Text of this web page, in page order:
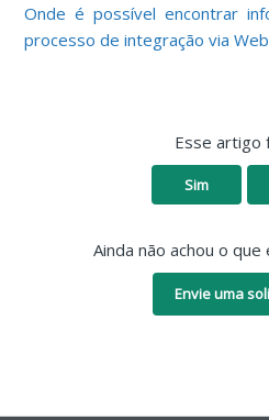
Onde é possível encontrar
processo de integração via
Esse artigo
Sim
Ainda não achou o
Envie uma